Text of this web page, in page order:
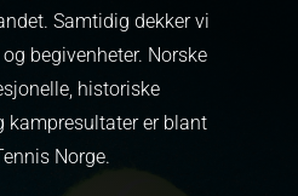
Samtidig dekker vi
begivenheter. Norske
historiske
kampresultater er blant
Norge.